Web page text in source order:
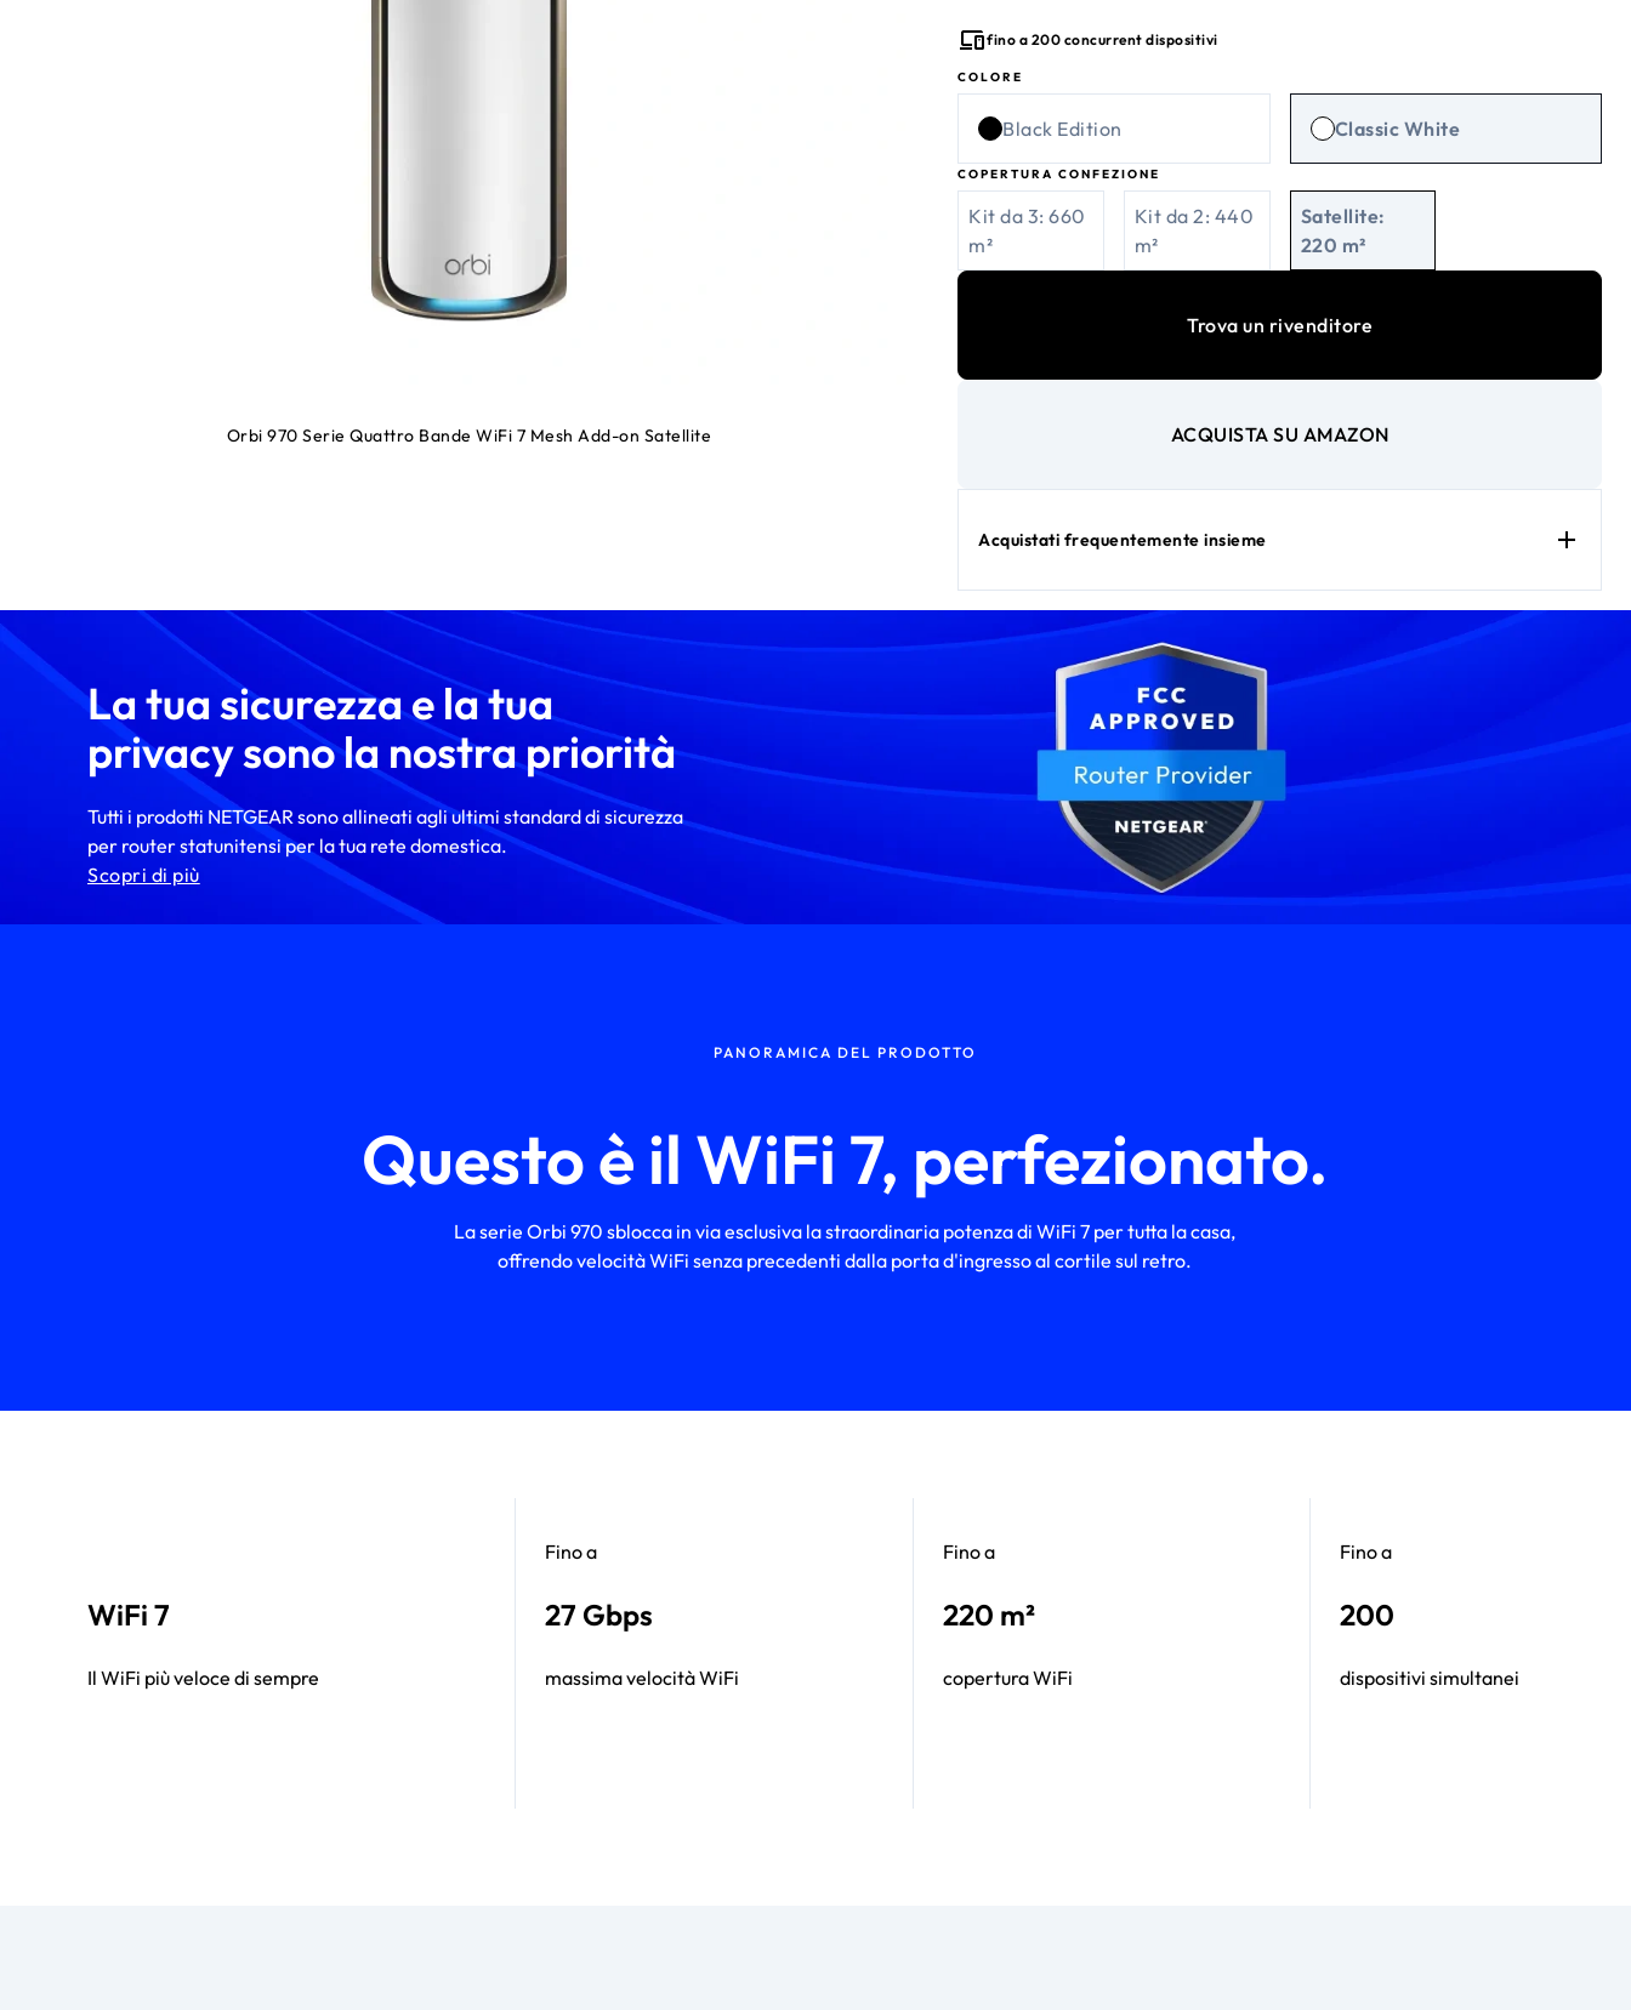
Orbi 970 Serie Quattro Bande WiFi 7 Mesh Add-on Satellite
fino a 200 concurrent dispositivi
COLORE
Black Edition Classic White
COPERTURA CONFEZIONE
Kit da 3: 660
m²
Kit da 2: 440
m²
Satellite:
220 m²
Trova un rivenditore
ACQUISTA SU AMAZON
Acquistati frequentemente insieme
La tua sicurezza e la tua
privacy sono la nostra priorità
Tutti i prodotti NETGEAR sono allineati agli ultimi standard di sicurezza
per router statunitensi per la tua rete domestica.
Scopri di più
PANORAMICA DEL PRODOTTO
Questo è il WiFi 7, perfezionato.
La serie Orbi 970 sblocca in via esclusiva la straordinaria potenza di WiFi 7 per tutta la casa,
offrendo velocità WiFi senza precedenti dalla porta d'ingresso al cortile sul retro.
WiFi 7
Il WiFi più veloce di sempre
Fino a
27 Gbps
massima velocità WiFi
Fino a
220 m²
copertura WiFi
Fino a
200
dispositivi simultanei